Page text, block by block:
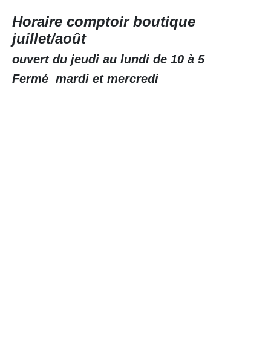
Horaire comptoir boutique
juillet/août
ouvert du jeudi au lundi de 10 à 5
Fermé mardi et mercredi